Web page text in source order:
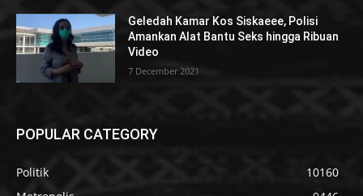
Geledah Kamar Kos Siskaeee, Polisi
Amankan Alat Bantu Seks hingga Ribuan
Video
7 December 2021
POPULAR CATEGORY
Politik
10160